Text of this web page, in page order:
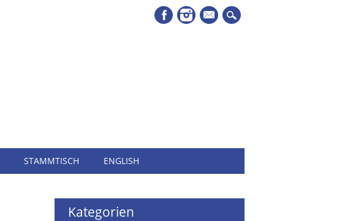
Mail
STAMMTISCH ENGLISH
Kategorien